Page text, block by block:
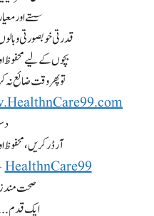
سستے اور
قدرتی خوبصورتی و
بچوں کے لیے محفوظ
تو پھر وقت ضائع
آرڈر کریں، محفوظ
HealthnCare99
صحت مند
ایک